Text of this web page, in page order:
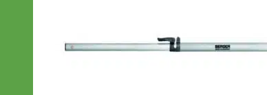
SUPERLUBE